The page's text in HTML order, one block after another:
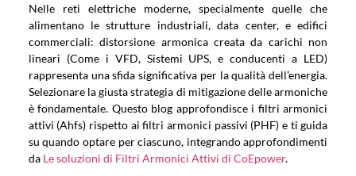
Nelle reti elettriche moderne, specialmente quelle che
alimentano le strutture industriali, data center, e edifici
commerciali: distorsione armonica creata da carichi non
lineari (Come i VFD, Sistemi UPS, e conducenti a LED)
rappresenta una sfida significativa per la qualità dell’energia.
Selezionare la giusta strategia di mitigazione delle armoniche
è fondamentale. Questo blog approfondisce i filtri armonici
attivi (Ahfs) rispetto ai filtri armonici passivi (PHF) e ti guida
su quando optare per ciascuno, integrando approfondimenti
da Le soluzioni di Filtri Armonici Attivi di CoEpower.